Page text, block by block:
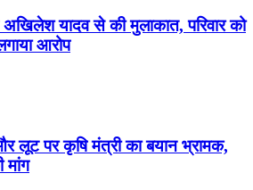
अखिलेश यादव से की मुलाकात, परिवार को
आरोप
और लूट पर कृषि मंत्री का बयान भ्रामक,
मांग